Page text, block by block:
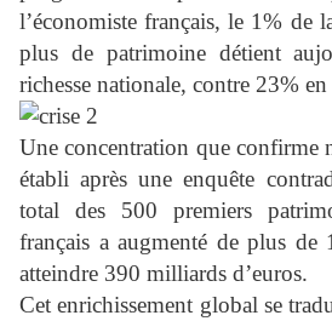
l’économiste français, le 1% de
plus de patrimoine détient
richesse nationale, contre 23%
Une concentration que confirme
établi après une enquête
total des 500 premiers
français a augmenté de plus
atteindre 390 milliards d’euros.
Cet enrichissement global se